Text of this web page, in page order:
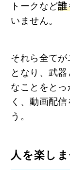
トークなど誰
いません。
それら全て
となり、武
なことをと
く、動画配
う。
人を楽し